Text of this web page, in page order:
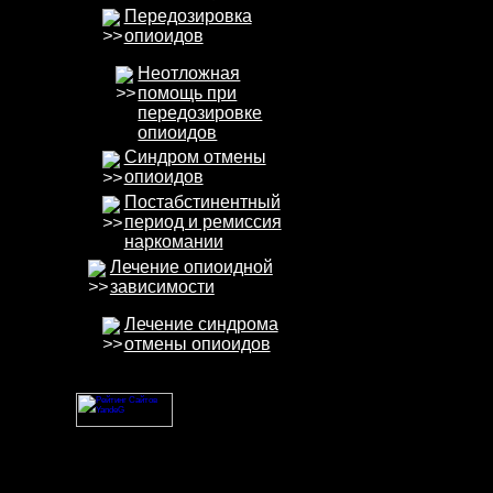
Передозировка
опиоидов
Неотложная
помощь при
передозировке
опиоидов
Синдром отмены
опиоидов
Постабстинентный
период и ремиссия
наркомании
Лечение опиоидной
зависимости
Лечение синдрома
отмены опиоидов